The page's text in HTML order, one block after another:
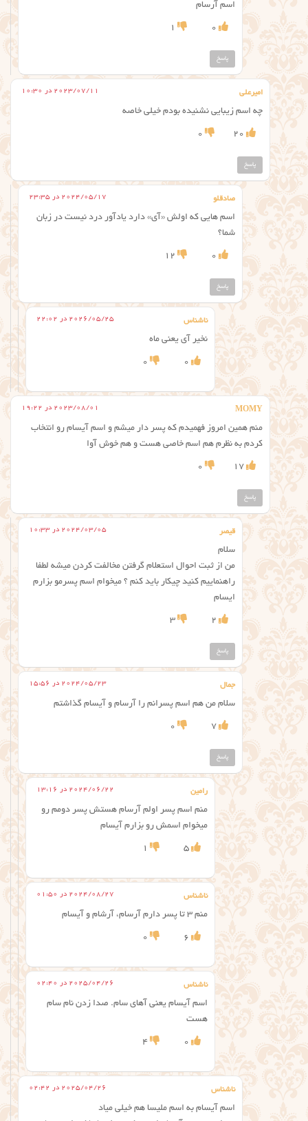
اسم آرسام
0
1
پاسخ
امیرعلی 2023/07/11 در 10:30
چه اسم زیبایی نشنیده بودم خیلی خاصه
20
0
پاسخ
صادقلو 2024/05/17 در 23:35
اسم هایی که اولش «آی» دارد یادآور درد نیست در زبان
شما؟
0
12
پاسخ
ناشناس 2026/05/25 در 22:02
نخیر آی یعنی ماه
0
0
MOMY 2023/08/01 در 19:22
منم همین امروز فهمیدم که پسر دار میشم و اسم آیسام رو انتخاب
کردم به نظرم هم اسم خاصی هست و هم خوش آوا
17
0
پاسخ
قیصر 2024/03/05 در 10:33
سلام
من از ثبت احوال استعلام گرفتن مخالفت کردن میشه لطفا
راهنماییم کنید چیکار باید کنم ؟ میخوام اسم پسرمو بزارم
ایسام
2
3
پاسخ
جمال 2024/05/23 در 15:56
سلام من هم اسم پسرانم را آرسام و آیسام گذاشتم
7
0
پاسخ
رامین 2024/06/22 در 13:16
منم اسم پسر اولم آرسام هستش پسر دومم رو
میخوام اسمش رو بزارم آیسام
5
1
ناشناس 2024/08/27 در 01:50
منم ۳ تا پسر دارم آرسام، آرشام و آیسام
6
0
ناشناس 2025/04/26 در 02:40
اسم آیسام یعنی آهای سام. صدا زدن نام سام
هست
0
4
ناشناس 2025/04/26 در 02:42
اسم آیسام به اسم ملیسا هم خیلی میاد